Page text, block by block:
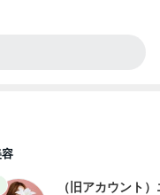
（旧アカウント